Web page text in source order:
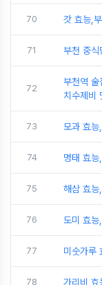
70 갓 효능,
71 부천 중
72
부천역
치수제비
73 모과 효
74 명태 효
75 해삼 효
76 도미 효
77 미숫가루
78 가리비